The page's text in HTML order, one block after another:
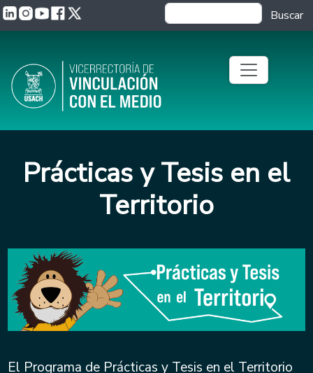
Pasar al contenido principalBuscar
Prácticas y Tesis en el
Territorio
El Programa de Prácticas y Tesis en el Territorio